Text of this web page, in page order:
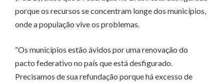
porque os recursos se concentram longe dos municípios,
onde a população vive os problemas.
“Os municípios estão ávidos por uma renovação do
pacto federativo no país que está desfigurado.
Precisamos de sua refundação porque há excesso de